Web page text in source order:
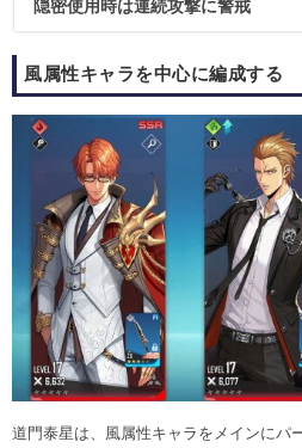
隠密使用時は連続攻撃に警戒
風属性キャラを中心に編成する
道門泰星は、風属性キャラをメインにパ